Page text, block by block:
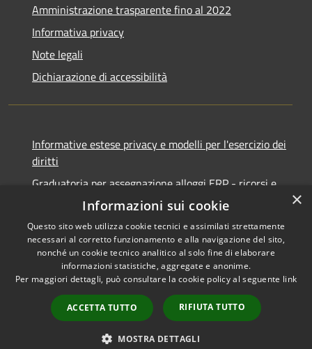
Amministrazione trasparente fino al 2022
Informativa privacy
Note legali
Dichiarazione di accessibilità
Informative estese privacy e modelli per l'esercizio dei
diritti
Graduatoria per assegnazione alloggi ERP - ricorsi e
Accessibilità
Copyright © 2026 • Comune di
Ancona • Powered by
Municipium•
Accesso
redazione
×
Informazioni sui cookie
Questo sito web utilizza cookie tecnici e assimilati strettamente
necessari al corretto funzionamento e alla navigazione del sito,
nonché un cookie tecnico analitico al solo fine di elaborare
informazioni statistiche, aggregate e anonime.
Per maggiori dettagli, può consultare la cookie policy al seguente link
ACCETTA TUTTO RIFIUTA TUTTO
MOSTRA DETTAGLI